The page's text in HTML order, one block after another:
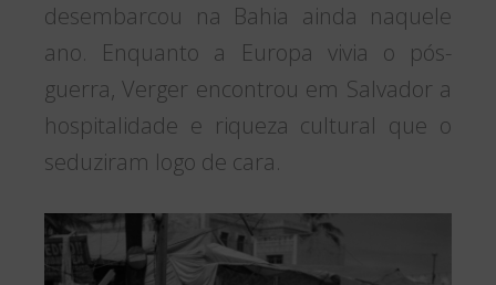
desembarcou na Bahia ainda naquele
ano. Enquanto a Europa vivia o pós-
guerra, Verger encontrou em Salvador a
hospitalidade e riqueza cultural que o
seduziram logo de cara.